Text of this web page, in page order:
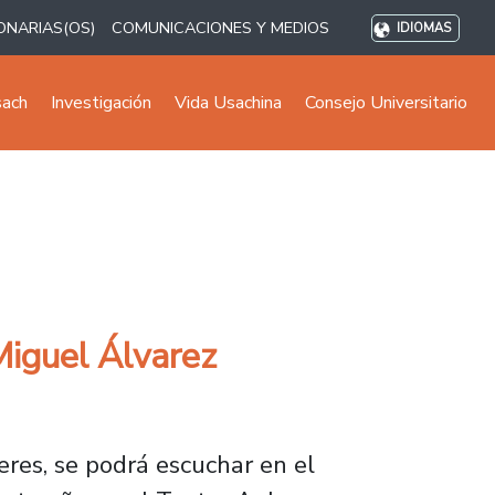
COMUNICACIONES Y MEDIOS IDIOMAS
Investigación Vida Usachina Consejo Universitario
Álvarez
se podrá escuchar en el